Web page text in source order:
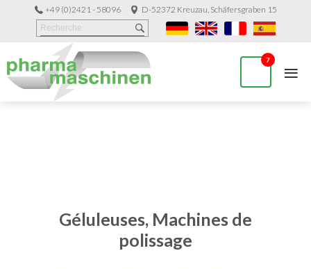
+49 (0)2421 - 58096 D-52372 Kreuzau, Schäfersgraben 15
7 ≡
Géluleuses, Machines de
polissage